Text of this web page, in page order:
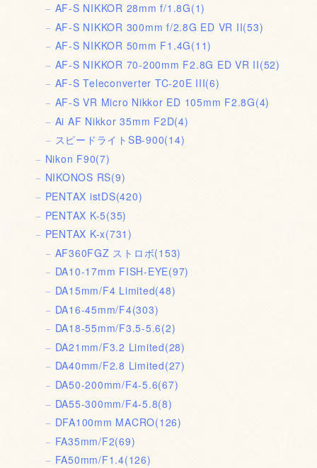
AF-S NIKKOR 28mm f/1.8G(1)
AF-S NIKKOR 300mm f/2.8G ED VR II(53)
AF-S NIKKOR 50mm F1.4G(11)
AF-S NIKKOR 70-200mm F2.8G ED VR II(52)
AF-S Teleconverter TC-20E III(6)
AF-S VR Micro Nikkor ED 105mm F2.8G(4)
Ai AF Nikkor 35mm F2D(4)
スピードライトSB-900(14)
Nikon F90(7)
NIKONOS RS(9)
PENTAX istDS(420)
PENTAX K-5(35)
PENTAX K-x(731)
AF360FGZ ストロボ(153)
DA10-17mm FISH-EYE(97)
DA15mm/F4 Limited(48)
DA16-45mm/F4(303)
DA18-55mm/F3.5-5.6(2)
DA21mm/F3.2 Limited(28)
DA40mm/F2.8 Limited(27)
DA50-200mm/F4-5.6(67)
DA55-300mm/F4-5.8(8)
DFA100mm MACRO(126)
FA35mm/F2(69)
FA50mm/F1.4(126)